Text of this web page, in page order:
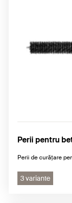
Perii pentru
Perii de curățare
3 variante